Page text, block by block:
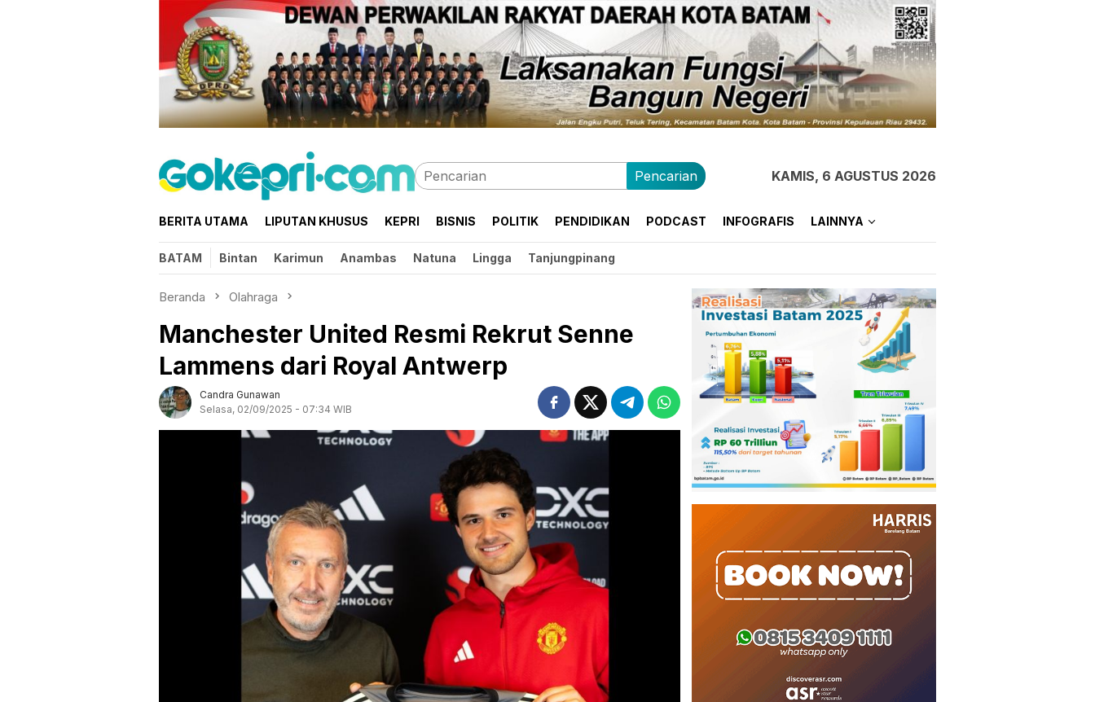
Pencarian KAMIS, 6 AGUSTUS 2026
BERITA UTAMA LIPUTAN KHUSUS KEPRI BISNIS POLITIK PENDIDIKAN PODCAST INFOGRAFIS LAINNYA
BATAM Bintan Karimun Anambas Natuna Lingga Tanjungpinang
Beranda Olahraga
Manchester United Resmi Rekrut Senne
Lammens dari Royal Antwerp
Candra Gunawan
Selasa, 02/09/2025 - 07:34 WIB